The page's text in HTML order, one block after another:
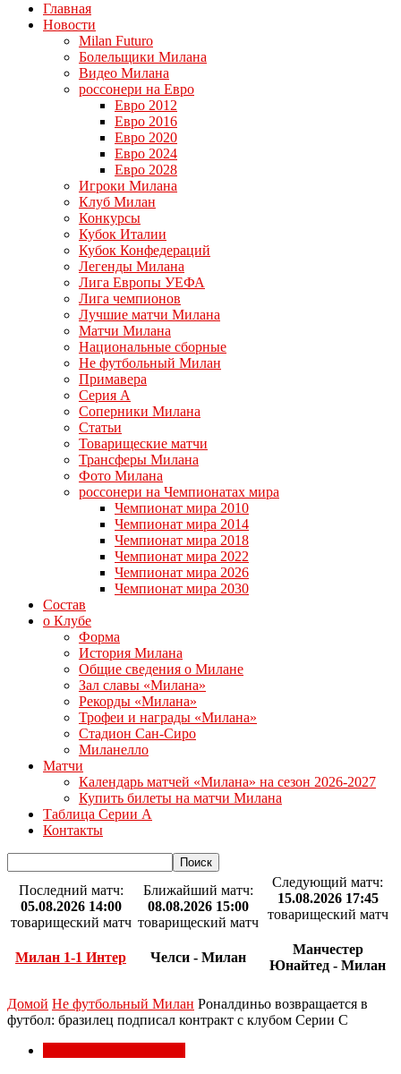
Главная
Новости
Milan Futuro
Болельщики Милана
Видео Милана
россонери на Евро
Евро 2012
Евро 2016
Евро 2020
Евро 2024
Евро 2028
Игроки Милана
Клуб Милан
Конкурсы
Кубок Италии
Кубок Конфедераций
Легенды Милана
Лига Европы УЕФА
Лига чемпионов
Лучшие матчи Милана
Матчи Милана
Национальные сборные
Не футбольный Милан
Примавера
Серия А
Соперники Милана
Статьи
Товарищеские матчи
Трансферы Милана
Фото Милана
россонери на Чемпионатах мира
Чемпионат мира 2010
Чемпионат мира 2014
Чемпионат мира 2018
Чемпионат мира 2022
Чемпионат мира 2026
Чемпионат мира 2030
Состав
о Клубе
Форма
История Милана
Общие сведения о Милане
Зал славы «Милана»
Рекорды «Милана»
Трофеи и награды «Милана»
Стадион Сан-Сиро
Миланелло
Матчи
Календарь матчей «Милана» на сезон 2026-2027
Купить билеты на матчи Милана
Таблица Серии А
Контакты
Последний матч:
05.08.2026 14:00
товарищеский матч
Милан 1-1 Интер
Ближайший матч:
08.08.2026 15:00
товарищеский матч
Челси - Милан
Следующий матч:
15.08.2026 17:45
товарищеский матч
Манчестер
Юнайтед - Милан
Домой Не футбольный Милан Роналдиньо возвращается в
футбол: бразилец подписал контракт с клубом Серии C